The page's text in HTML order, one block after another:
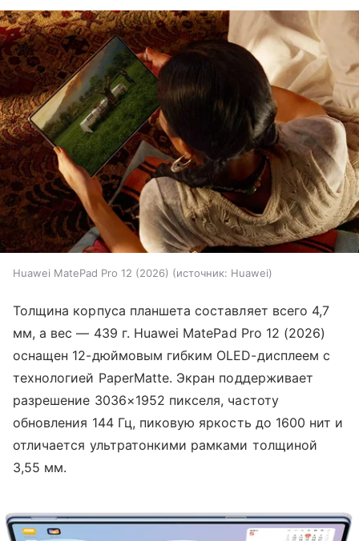
Huawei MatePad Pro 12 (2026) источник: Huawei
Толщина корпуса планшета составляет всего 4,7
мм, а вес — 439 г. Huawei MatePad Pro 12 (2026)
оснащен 12-дюймовым гибким OLED-дисплеем с
технологией PaperMatte. Экран поддерживает
разрешение 3036×1952 пикселя, частоту
обновления 144 Гц, пиковую яркость до 1600 нит и
отличается ультратонкими рамками толщиной
3,55 мм.